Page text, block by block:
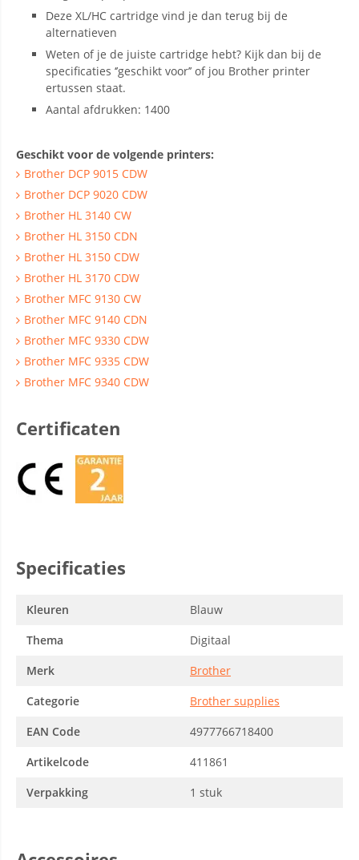
Deze XL/HC cartridge vind je dan terug bij de
alternatieven
Weten of je de juiste cartridge hebt? Kijk dan bij de
specificaties ‘’geschikt voor’’ of jou Brother printer
ertussen staat.
Aantal afdrukken: 1400
Geschikt voor de volgende printers:
Brother DCP 9015 CDW
Brother DCP 9020 CDW
Brother HL 3140 CW
Brother HL 3150 CDN
Brother HL 3150 CDW
Brother HL 3170 CDW
Brother MFC 9130 CW
Brother MFC 9140 CDN
Brother MFC 9330 CDW
Brother MFC 9335 CDW
Brother MFC 9340 CDW
Certificaten
Specificaties
Kleuren
Blauw
Thema
Digitaal
Merk
Brother
Categorie
Brother supplies
EAN Code
4977766718400
Artikelcode
411861
Verpakking
1 stuk